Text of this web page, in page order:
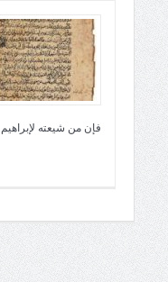
فإن من شيعته لإبراهيم